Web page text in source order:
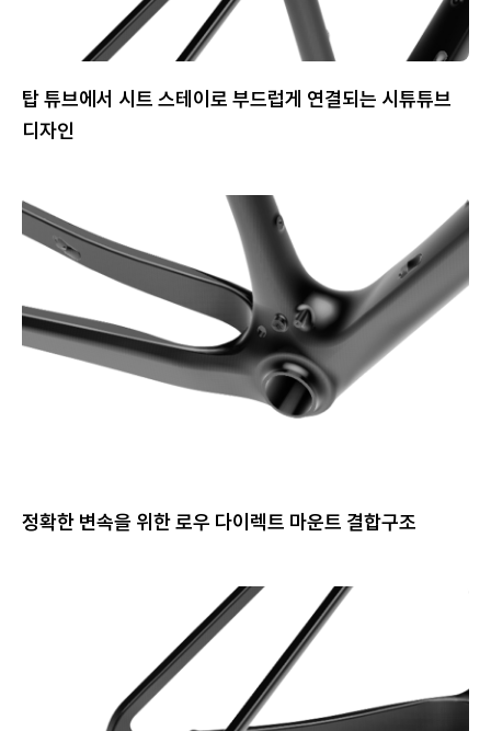
탑 튜브에서 시트 스테이로 부드럽게 연결되는 시튜튜브
디자인
정확한 변속을 위한 로우 다이렉트 마운트 결합구조